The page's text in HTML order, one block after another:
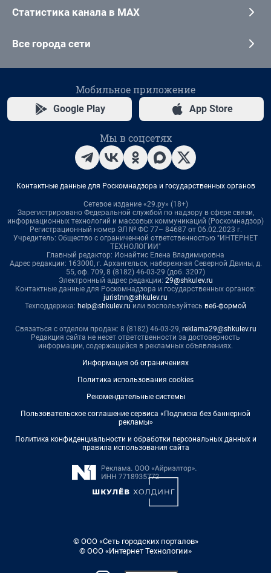
Статистика канала в MAX
Все города сети
Мобильное приложение
Google Play App Store
Мы в соцсетях
Контактные данные для Роскомнадзора и государственных органов
Сетевое издание «29.ру» (18+)
Зарегистрировано Федеральной службой по надзору в сфере связи,
информационных технологий и массовых коммуникаций (Роскомнадзор)
Регистрационный номер ЭЛ № ФС 77– 84687 от 06.02.2023 г.
Учредитель: Общество с ограниченной ответственностью "ИНТЕРНЕТ
ТЕХНОЛОГИИ"
Главный редактор: Ионайтис Елена Владимировна
Адрес редакции: 163000, г. Архангельск, набережная Северной Двины, д.
55, оф. 709, 8 (8182) 46-03-29 (доб. 3207)
Электронный адрес редакции: 29@shkulev.ru
Контактные данные для Роскомнадзора и государственных органов:
juristnn@shkulev.ru
Техподдержка: help@shkulev.ru или воспользуйтесь веб-формой
Связаться с отделом продаж: 8 (8182) 46-03-29, reklama29@shkulev.ru
Редакция сайта не несет ответственности за достоверность
информации, содержащейся в рекламных объявлениях.
Информация об ограничениях
Политика использования cookies
Рекомендательные системы
Пользовательское соглашение сервиса «Подписка без баннерной
рекламы»
Политика конфиденциальности и обработки персональных данных и
правила использования сайта
© ООО «Сеть городских порталов»
© ООО «Интернет Технологии»